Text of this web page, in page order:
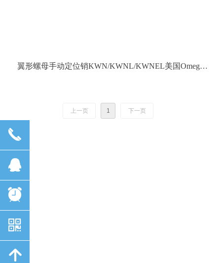
翼形螺母手动定位销KWN/KWNL/KWNEL美国Omega
上一页 1 下一页
끅
뀩
뀥
낃
녕